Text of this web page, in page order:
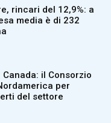
rincari del 12,9%: a
media è di 232
Canada: il Consorzio
per
del settore